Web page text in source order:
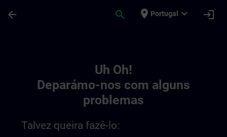
arrow_back search place Portugal expand_more login
Uh Oh!
Deparámo-nos com alguns
problemas
Talvez queira fazê-lo: